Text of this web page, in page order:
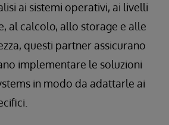
ai sistemi operativi, ai livelli
al calcolo, allo storage e alle
questi partner assicurano
implementare le soluzioni
in modo da adattarle ai